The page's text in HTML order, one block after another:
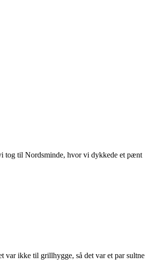
tog til Nordsminde, hvor vi dykkede et pænt
ikke til grillhygge, så det var et par sultne